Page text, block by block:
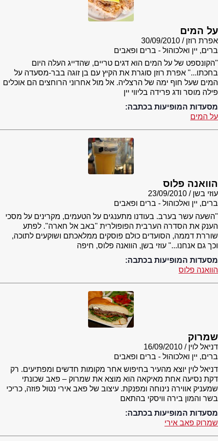
על המים
אפרת רוזן
30/09/2010
ברים, יין ואלכוהול - ברים ופאבים
"הקונספט של על המים הוא דגים טריים, שהדייג העלה היום
בחכתו..." אפרת רוזן סוגרת את הקיץ עם בן זוגה בבר-מסעדה על
המים שעל חוף ימה של הרצליה. אל מול אחרוני הרוחצים הם אוכלים
פילה מוסר ודג פרידה בליווי יין
מסעדות המופיעות בכתבה:
על המים
הוואנה פלוס
עוזי בשן
23/09/2010
ברים, יין ואלכוהול - ברים ופאבים
"השעה עשר בערב. בעודנו מתענגים על הטעמים, מקרינים על מסכי
הענק את הסדרה הערבית הפופולרית "באב אל חארה". לפתע
שוררת דממה, הסועדים כולם פוסקים ממלאכתם ושוקעים לתוכה,
וכך גם אנחנו..." עוזי בשן, הוואנה פלוס, חיפה
מסעדות המופיעות בכתבה:
הוואנה פלוס
שמרוק
דניאל לוין
16/09/2010
ברים, יין ואלכוהול - ברים ופאבים
דניאל לוין יוצא מהעיר בחיפוש אחר מקומות חדשים ומפתיעים. רק
דקת נסיעה אחת מאיקאה הוא מוצא את שמרוק – פאב שכונתי
שמעניק אווירה נינוחה ומפנקת. עיצוב של פאב אירי נטול פוזה, כריכי
בשר והמון בירה וויסקי בהתאם
מסעדות המופיעות בכתבה:
שמרוק פאב אירי